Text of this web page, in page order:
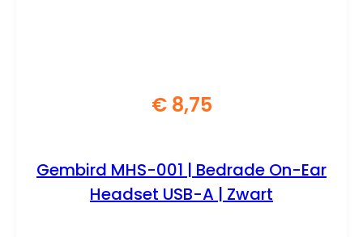
€8,75
Gembird MHS-001 | Bedrade On-Ear
Headset USB-A | Zwart